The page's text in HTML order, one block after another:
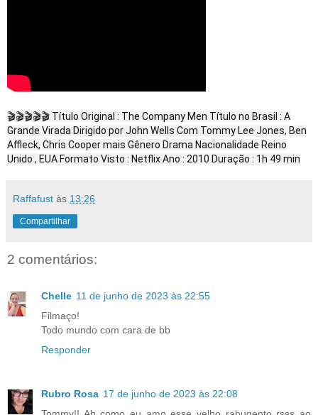
🎬🎬🎬🎬🎬 Título Original : The Company Men Título no Brasil : A
Grande Virada Dirigido por John Wells Com Tommy Lee Jones, Ben
Affleck, Chris Cooper mais Gênero Drama Nacionalidade Reino
Unido , EUA Formato Visto : Netflix Ano : 2010 Duração : 1h 49 min
Raffafust às 13:26
Compartilhar
2 comentários:
Chelle 11 de junho de 2023 às 22:55
Filmaço!
Todo mundo com cara de bb
Responder
Rubro Rosa 17 de junho de 2023 às 22:08